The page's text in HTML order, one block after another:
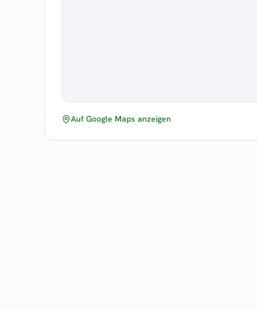
Auf Google Maps anzeigen